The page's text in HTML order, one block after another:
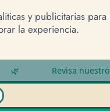
y publicitarias
la experiencia.
Revisa nuestro